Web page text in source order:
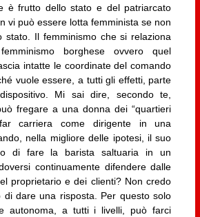
è frutto dello stato e del patriarcato
vi può essere lotta femminista se non
stato. Il femminismo che si relaziona
borghese ovvero quel
intatte le coordinate del comando
vuole essere, a tutti gli effetti, parte
Mi sai dire, secondo te,
fregare a una donna dei “quartieri
carriera come dirigente in una
nella migliore delle ipotesi, il suo
di fare la barista saltuaria in un
continuamente difendere dalle
proprietario e dei clienti? Non credo
di dare una risposta. Per questo solo
autonoma, a tutti i livelli, può farci